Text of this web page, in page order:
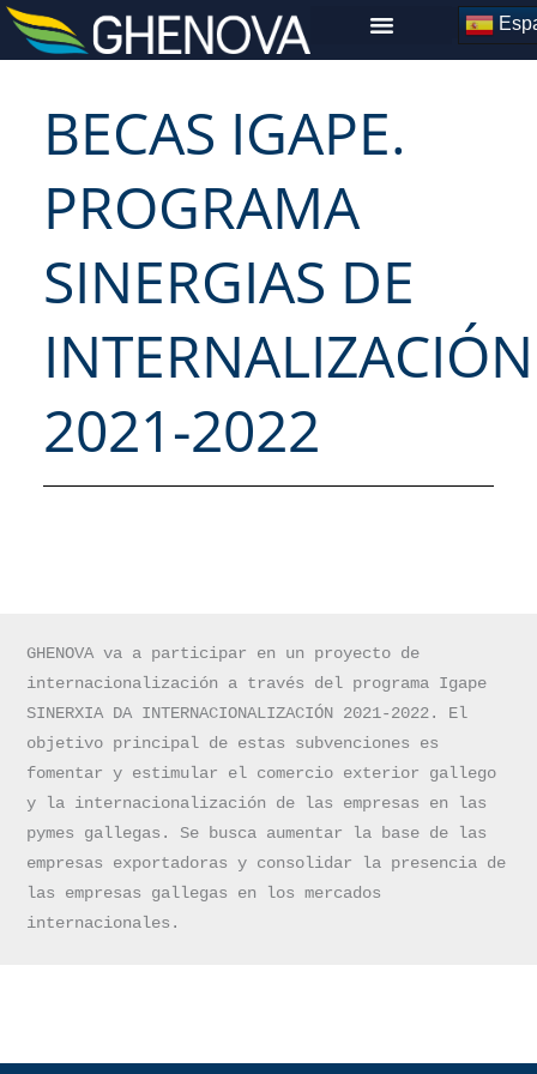
Skip
BECAS IGAPE.
PROGRAMA
SINERGIAS DE
INTERNALIZACIÓN
2021-2022
GHENOVA va a participar en un proyecto de
internacionalización a través del programa Igape
SINERXIA DA INTERNACIONALIZACIÓN 2021-2022. El
objetivo principal de estas subvenciones es
fomentar y estimular el comercio exterior gallego
y la internacionalización de las empresas en las
pymes gallegas. Se busca aumentar la base de las
empresas exportadoras y consolidar la presencia de
las empresas gallegas en los mercados
internacionales.